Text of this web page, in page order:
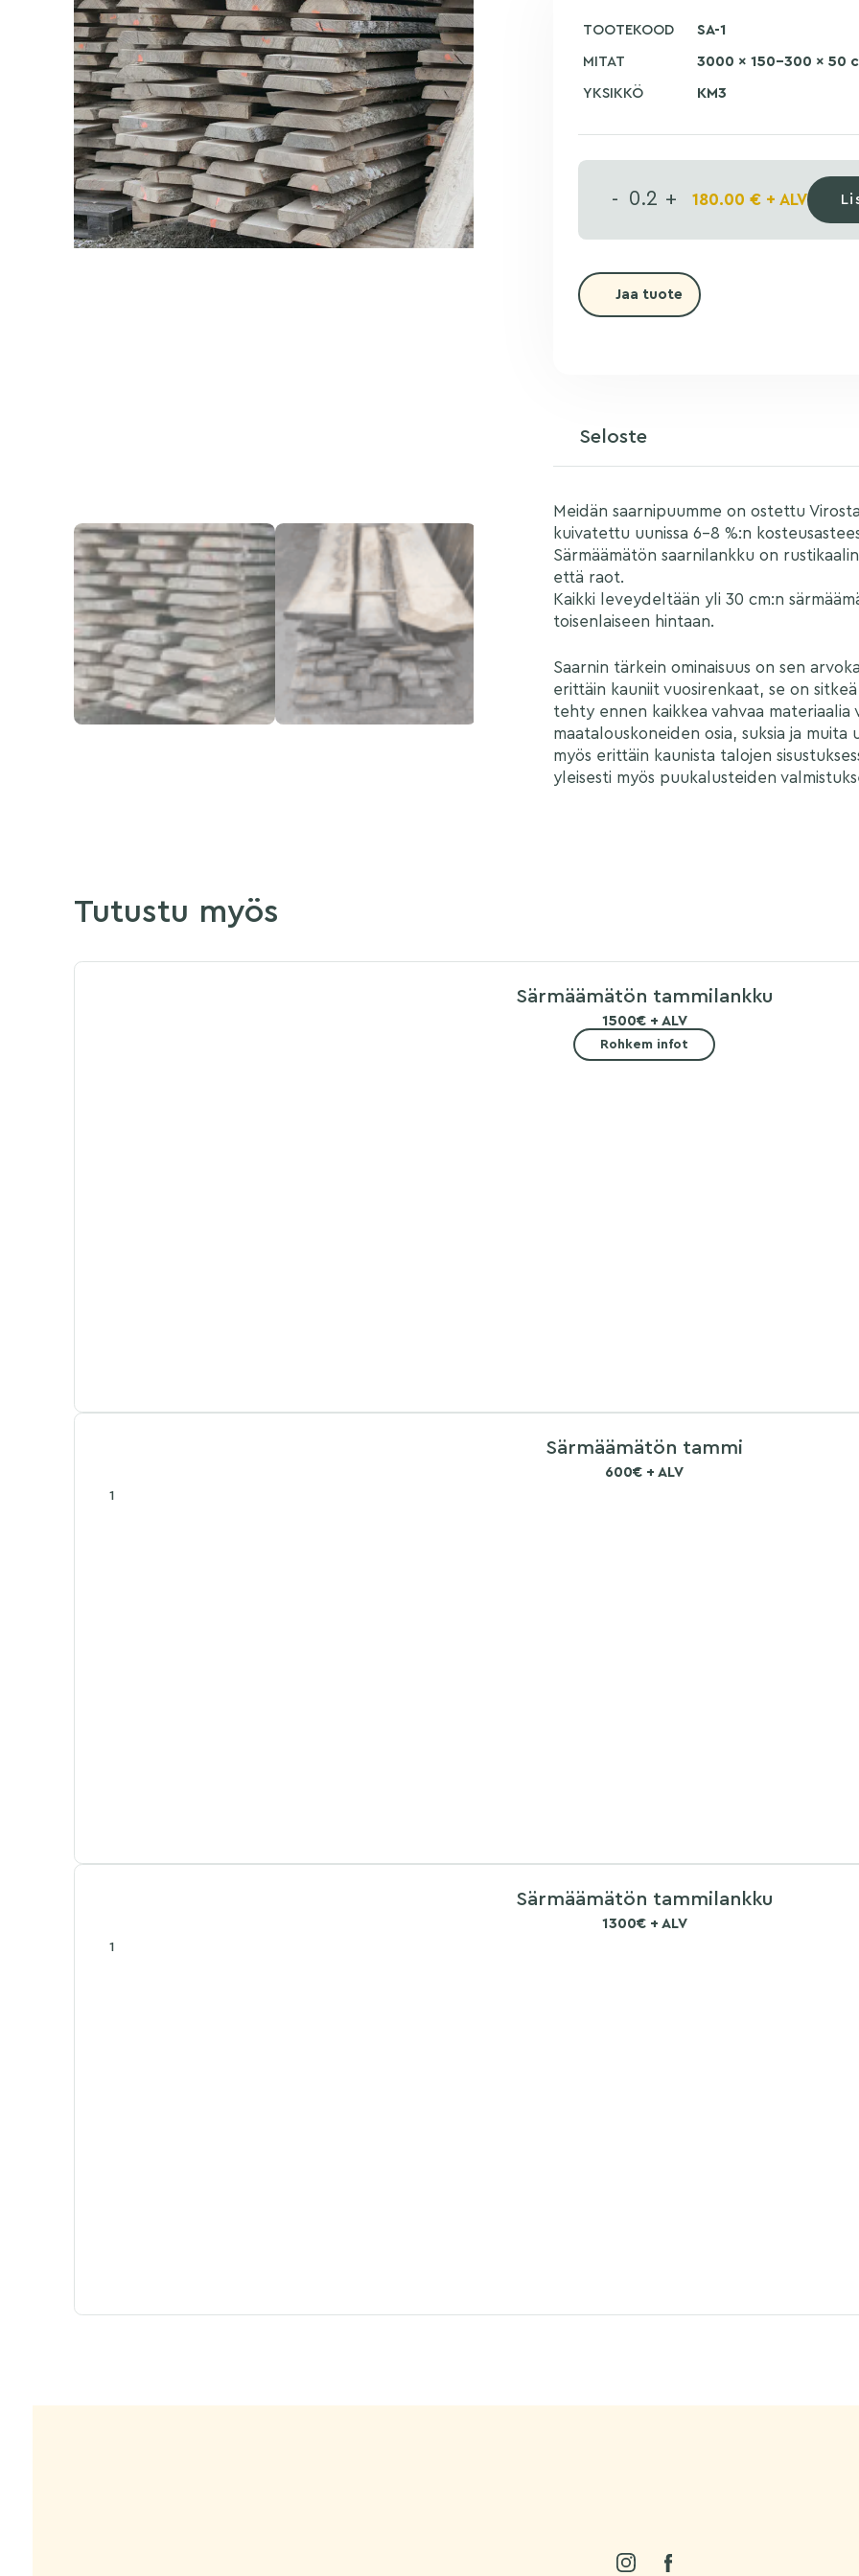
TOOTEKOOD SA-1
MITAT 3000 × 150-300 × 50
YKSIKKÖ KM3
- + 180.00 € + ALV
Jaa tuote
Seloste
Meidän saarnipuumme on ostettu
kuivatettu uunissa 6–8 %:n
Särmäämätön saarnilankku on
että raot.
Kaikki leveydeltään yli 30 cm:n
toisenlaiseen hintaan.
Saarnin tärkein ominaisuus on sen
erittäin kauniit vuosirenkaat, se on
tehty ennen kaikkea vahvaa materiaalia
maatalouskoneiden osia, suksia ja
myös erittäin kaunista talojen
yleisesti myös puukalusteiden
Tutustu myös
Särmäämätön tammilankku
1500€ + ALV
Rohkem infot
Särmäämätön tammi
600€ + ALV
Särmäämätön tammilankku
1300€ + ALV